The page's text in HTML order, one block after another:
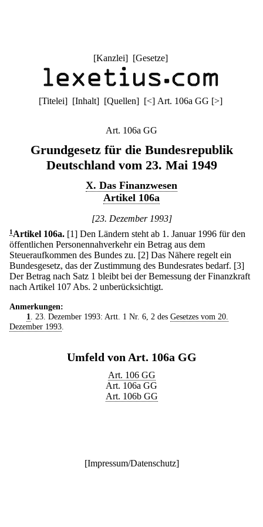
[Kanzlei] [Gesetze]
[Titelei] [Inhalt] [Quellen] [<] Art. 106a GG [>]
Art. 106a GG
Grundgesetz für die Bundesrepublik
Deutschland vom 23. Mai 1949
X. Das Finanzwesen
Artikel 106a
[23. Dezember 1993]
1 Artikel 106a. [1] Den Ländern steht ab 1. Januar 1996 für den
öffentlichen Personennahverkehr ein Betrag aus dem
Steueraufkommen des Bundes zu. [2] Das Nähere regelt ein
Bundesgesetz, das der Zustimmung des Bundesrates bedarf. [3]
Der Betrag nach Satz 1 bleibt bei der Bemessung der Finanzkraft
nach Artikel 107 Abs. 2 unberücksichtigt.
Anmerkungen:
1
. 23. Dezember 1993: Artt. 1 Nr. 6, 2 des Gesetzes vom 20.
Dezember 1993
Umfeld von Art. 106a GG
Art. 106 GG
Art. 106a GG
Art. 106b GG
[Impressum/Datenschutz]